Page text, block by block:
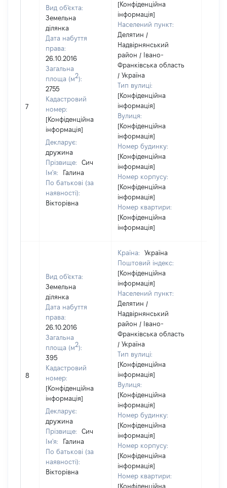
7
Вид об'єкта:
Земельна
ділянка
Дата набуття
права:
26.10.2016
Загальна
площа (м2):
2755
Кадастровий
номер:
[Конфіденційна
інформація]
Декларує:
дружина
Прізвище:
Сич
Ім'я:
Галина
По батькові (за
наявності):
Вікторівна
[Конфіденційна
інформація]
Населений пункт:
Делятин /
Надвірнянський
район / Івано-
Франківська область
/ Україна
Тип вулиці:
[Конфіденційна
інформація]
Вулиця:
[Конфіденційна
інформація]
Номер будинку:
[Конфіденційна
інформація]
Номер корпусу:
[Конфіденційна
інформація]
Номер квартири:
[Конфіденційна
інформація]
8
Вид об'єкта:
Земельна
ділянка
Дата набуття
права:
26.10.2016
Загальна
площа (м2):
395
Кадастровий
номер:
[Конфіденційна
інформація]
Декларує:
дружина
Прізвище:
Сич
Ім'я:
Галина
По батькові (за
наявності):
Вікторівна
Країна:
Україна
Поштовий індекс:
[Конфіденційна
інформація]
Населений пункт:
Делятин /
Надвірнянський
район / Івано-
Франківська область
/ Україна
Тип вулиці:
[Конфіденційна
інформація]
Вулиця:
[Конфіденційна
інформація]
Номер будинку:
[Конфіденційна
інформація]
Номер корпусу:
[Конфіденційна
інформація]
Номер квартири:
[Конфіденційна